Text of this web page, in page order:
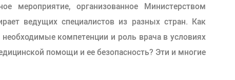
организованное Министерством
ведущих специалистов из разных стран. Как
компетенции и роль врача в условиях
помощи и ее безопасность? Эти и многие